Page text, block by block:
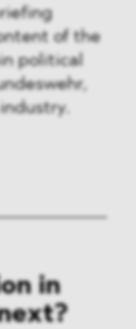
of the
political
in